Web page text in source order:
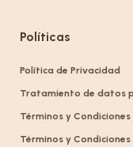
Políticas
Política de Privacidad
Tratamiento de datos
Términos y
Términos y Condiciones